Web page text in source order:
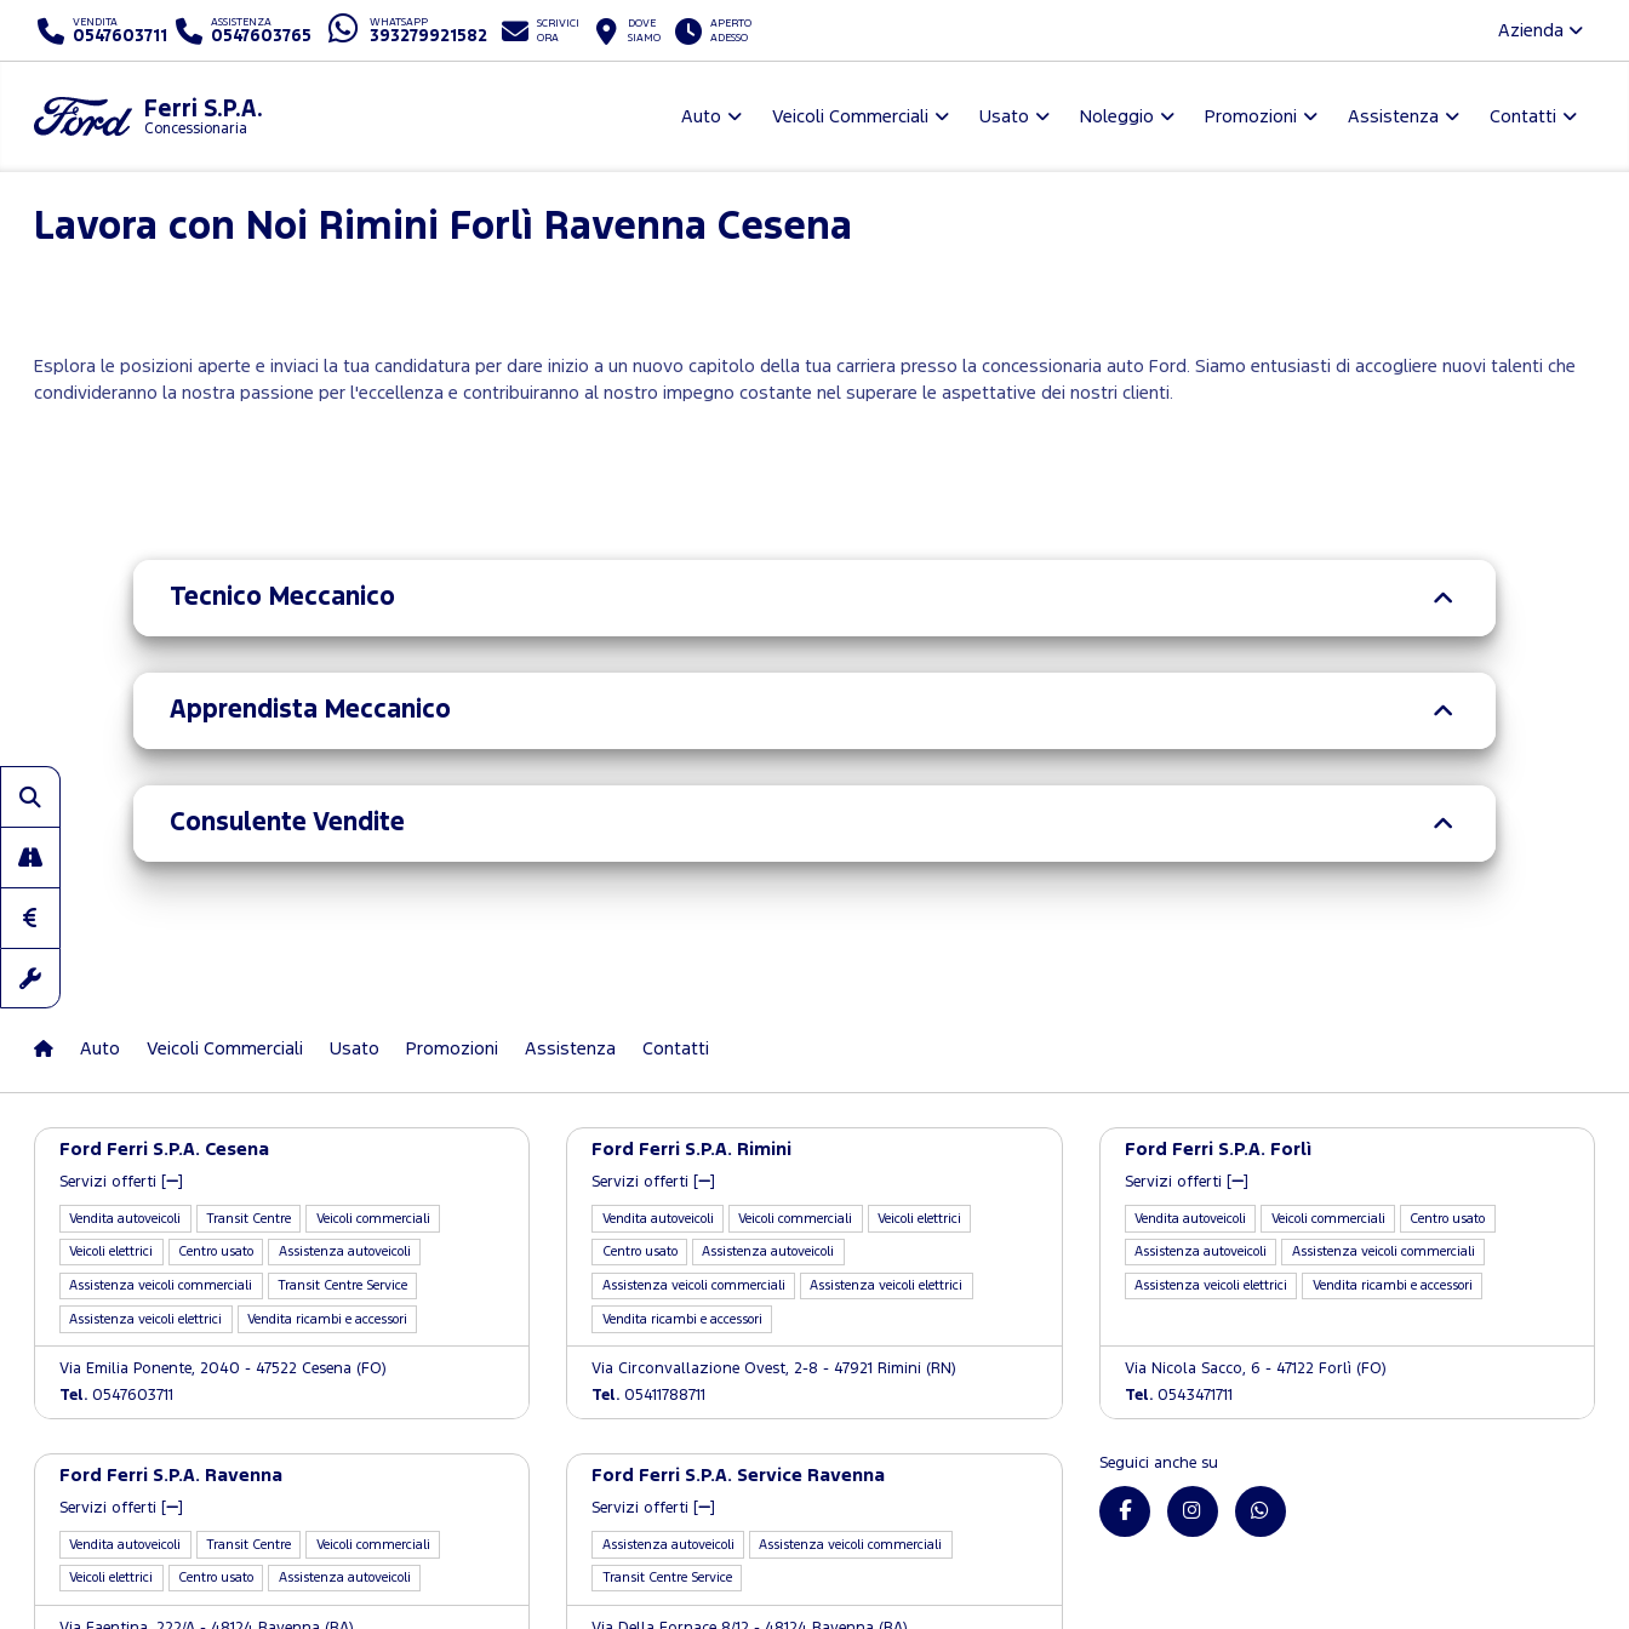
VENDITA
0547603711
ASSISTENZA
0547603765
WHATSAPP
393279921582
SCRIVICI
ORA
DOVE
SIAMO
APERTO
ADESSO
Azienda
Ferri S.P.A.
Concessionaria
Auto Veicoli Commerciali Usato Noleggio Promozioni Assistenza Contatti
Lavora con Noi Rimini Forlì Ravenna Cesena
Esplora le posizioni aperte e inviaci la tua candidatura per dare inizio a un nuovo capitolo della tua carriera presso la concessionaria auto Ford. Siamo entusiasti di accogliere nuovi talenti che
condivideranno la nostra passione per l'eccellenza e contribuiranno al nostro impegno costante nel superare le aspettative dei nostri clienti.
Tecnico Meccanico
Apprendista Meccanico
Consulente Vendite
Auto Veicoli Commerciali Usato Promozioni Assistenza Contatti
Ford Ferri S.P.A. Cesena
Servizi offerti [
Vendita autoveicoli Transit Centre Veicoli commerciali
Veicoli elettrici Centro usato Assistenza autoveicoli
Assistenza veicoli commerciali Transit Centre Service
Assistenza veicoli elettrici Vendita ricambi e accessori
Via Emilia Ponente, 2040 - 47522 Cesena (FO)
Tel. 0547603711
Ford Ferri S.P.A. Rimini
Servizi offerti [
Vendita autoveicoli Veicoli commerciali Veicoli elettrici
Centro usato Assistenza autoveicoli
Assistenza veicoli commerciali Assistenza veicoli elettrici
Vendita ricambi e accessori
Via Circonvallazione Ovest, 2-8 - 47921 Rimini (RN)
Tel. 05411788711
Ford Ferri S.P.A. Forlì
Servizi offerti [ ]
Vendita autoveicoli Veicoli commerciali Centro usato
Assistenza autoveicoli Assistenza veicoli commerciali
Assistenza veicoli elettrici Vendita ricambi e accessori
Via Nicola Sacco, 6 - 47122 Forlì (FO)
Tel.0543471711
Ford Ferri S.P.A. Ravenna
Servizi offerti [
Vendita autoveicoli Transit Centre Veicoli commerciali
Veicoli elettrici Centro usato Assistenza autoveicoli
Ford Ferri S.P.A. Service Ravenna
Servizi offerti [
Assistenza autoveicoli Assistenza veicoli commerciali
Transit Centre Service
Seguici anche su